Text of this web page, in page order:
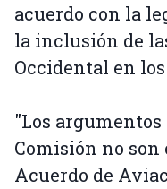
acuerdo con la
la inclusión de
Occidental en
"Los
Comisión no
Acuerdo de